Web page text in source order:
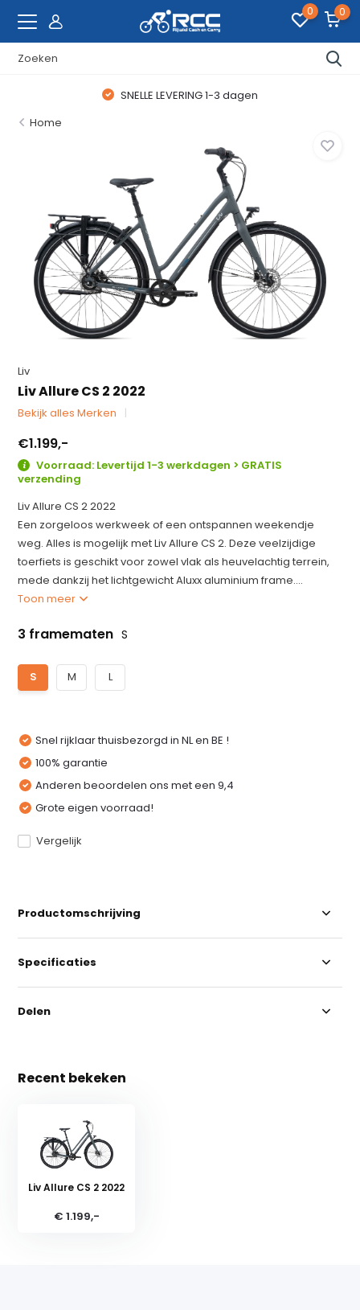
0 0
SNELLE LEVERING 1-3 dagen
Home
Liv
Liv Allure CS 2 2022
Bekijk alles Merken
€1.199,-
Voorraad: Levertijd 1-3 werkdagen > GRATIS
verzending
Liv Allure CS 2 2022
Een zorgeloos werkweek of een ontspannen weekendje
weg. Alles is mogelijk met Liv Allure CS 2. Deze veelzijdige
toerfiets is geschikt voor zowel vlak als heuvelachtig terrein,
mede dankzij het lichtgewicht Aluxx aluminium frame....
Toon meer
3 framematen S
S M L
Snel rijklaar thuisbezorgd in NL en BE !
100% garantie
Anderen beoordelen ons met een 9,4
Grote eigen voorraad!
Vergelijk
Productomschrijving
Specificaties
Delen
Recent bekeken
Liv Allure CS 2 2022
€ 1.199,-